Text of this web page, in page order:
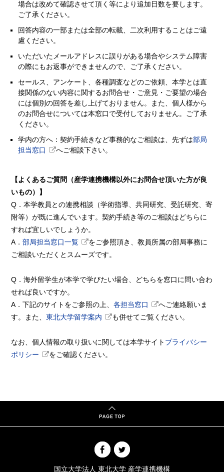
場合は改めて確認させて頂く等により追加日数を要します。
ご了承ください。
回答内容の一部または全部の転載、二次利用することはご遠
慮ください。
いただいたメールアドレスに誤りがある場合やシステム障害
の際にもお返事ができませんので、ご了承ください。
セールス、アンケート、各種調査などのご依頼、本学とは直
接関係のない内容に関するお問合せ・ご意見・ご要望の場合
には個別の回答を差し上げておりません。また、個人様から
のお問合せについては本窓口で受付しておりません。ご了承
ください。
学内の方へ：契約手続きなど事務的なご相談は、先ずは部局
担当窓口
へご相談下さい。
【よくあるご質問（産学連携機構以外にお問合せ頂いた方が良
いもの）】
Q．本学教員との連携相談（学術指導、共同研究、受託研究、寄
附等）が既に進んでいます。契約手続き等のご相談はどちらに
すれば宜しいでしょうか。
A．部局担当窓口一覧
をご参照頂き、教員所属の部局事務に
ご相談いただくとスムーズです。
Q．海外留学生が本学で学びたい場合、どちらを窓口に問い合わ
せれば良いですか。
A．下記のサイトをご参照の上、各担当窓口
へご連絡願いま
す。また、東北大学留学案内 も併せてご覧ください。
なお、個人情報の取り扱いに関しては本学サイト プライバシー
ポリシー
をご確認ください。
国立大学法人 東北大学 産学連携機構